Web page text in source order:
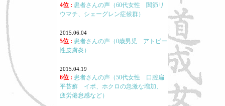
4位 : 患者さんの声（60代女性 関節リ
ウマチ、シェーグレン症候群）
2015.06.04
5位 : 患者さんの声（0歳男児 アトピー
性皮膚炎）
2015.04.19
6位 : 患者さんの声（50代女性 口腔扁
平苔癬 イボ、ホクロの急激な増加、
疲労倦怠感など）